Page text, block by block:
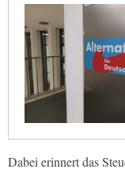
Dabei erinnert das